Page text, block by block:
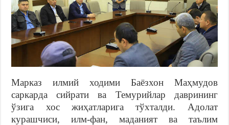
Марказ илмий ходими Баёзхон Маҳмудов
саркарда сийрати ва Темурийлар даврининг
ўзига хос жиҳатларига тўхталди. Адолат
курашчиси, илм-фан, маданият ва таълим